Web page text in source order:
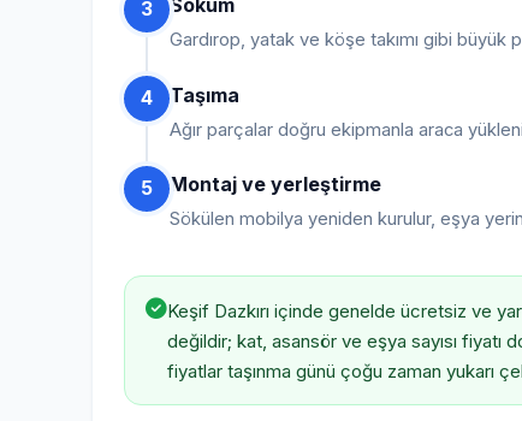
3 Söküm
Gardırop, yatak ve köşe takımı gibi
4 Taşıma
Ağır parçalar doğru ekipmanla araca
5 Montaj ve yerleştirme
Sökülen mobilya yeniden kurulur, eşya
Keşif Dazkırı içinde genelde ücretsiz ve
değildir; kat, asansör ve eşya sayısı
fiyatlar taşınma günü çoğu zaman yukarı